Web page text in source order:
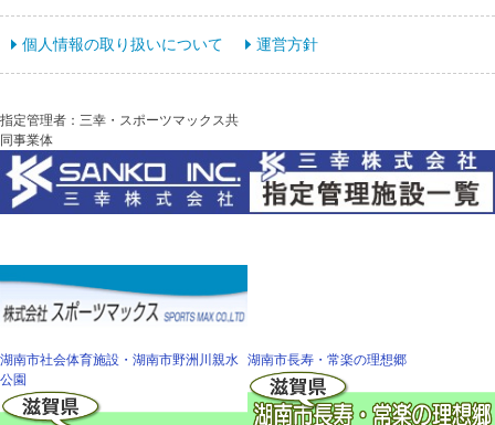
個人情報の取り扱いについて 運営方針
指定管理者：三幸・スポーツマックス共
同事業体